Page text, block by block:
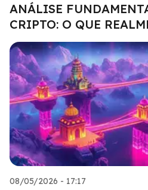
ANÁLISE
CRIPTO: O QUE
08/05/2026 - 17:17